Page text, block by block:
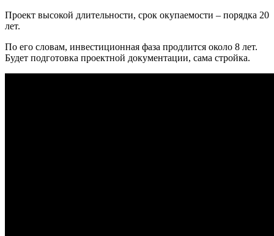
Проект высокой длительности, срок окупаемости – порядка 20
лет.
По его словам, инвестиционная фаза продлится около 8 лет.
Будет подготовка проектной документации, сама стройка.